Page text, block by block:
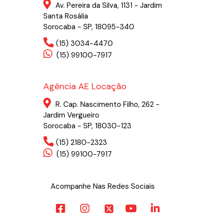
Av. Pereira da Silva, 1131 - Jardim
Santa Rosália
Sorocaba - SP, 18095-340
(15) 3034-4470
(15) 99100-7917
Agência AE Locação
R. Cap. Nascimento Filho, 262 -
Jardim Vergueiro
Sorocaba - SP, 18030-123
(15) 2180-2323
(15) 99100-7917
Acompanhe Nas Redes Sociais